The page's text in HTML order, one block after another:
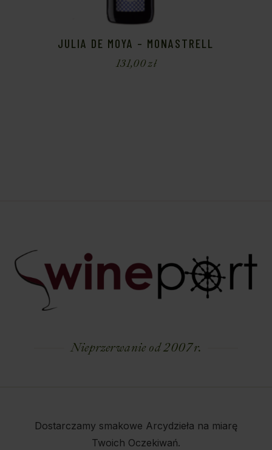
JULIA DE MOYA – MONASTRELL
131,00zł
Nieprzerwanie od 2007 r.
Dostarczamy smakowe Arcydzieła na miarę
Twoich Oczekiwań.